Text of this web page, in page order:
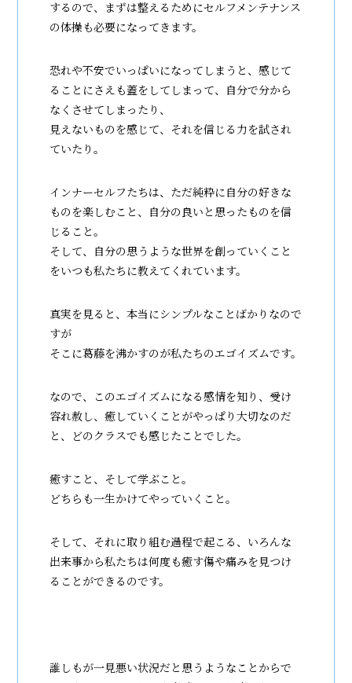
するので、まずは整えるためにセルフメンテナンス
の体操も必要になってきます。
恐れや不安でいっぱいになってしまうと、感じて
ることにさえも蓋をしてしまって、自分で分から
なくさせてしまったり、
見えないものを感じて、それを信じる力を試され
ていたり。
インナーセルフたちは、ただ純粋に自分の好きな
ものを楽しむこと、自分の良いと思ったものを信
じること。
そして、自分の思うような世界を創っていくこと
をいつも私たちに教えてくれています。
真実を見ると、本当にシンプルなことばかりなので
すが
そこに葛藤を沸かすのが私たちのエゴイズムです。
なので、このエゴイズムになる感情を知り、受け
容れ赦し、癒していくことがやっぱり大切なのだ
と、どのクラスでも感じたことでした。
癒すこと、そして学ぶこと。
どちらも一生かけてやっていくこと。
そして、それに取り組む過程で起こる、いろんな
出来事から私たちは何度も癒す傷や痛みを見つけ
ることができるのです。
誰しもが一見悪い状況だと思うようなことからで